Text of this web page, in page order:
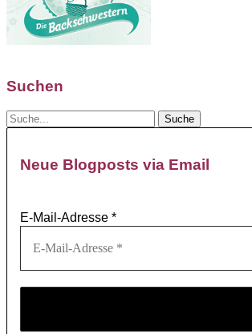
Suchen
Neue Blogposts via Email
E-Mail-Adresse *